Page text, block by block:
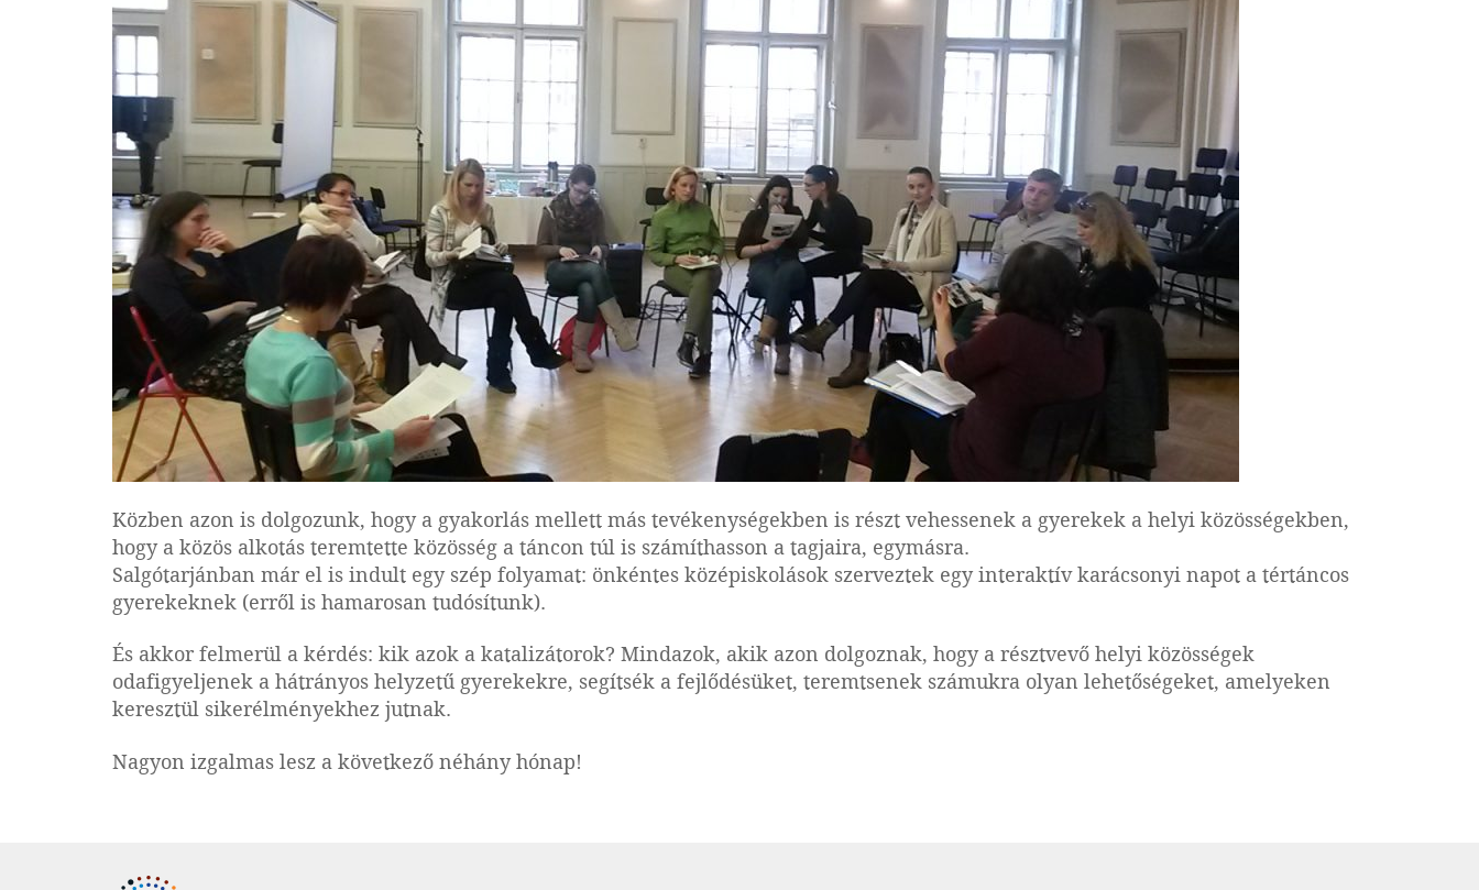
Közben azon is dolgozunk, hogy a gyakorlás mellett más tevékenységekben is részt vehessenek a gyerekek a helyi közösségekben,
hogy a közös alkotás teremtette közösség a táncon túl is számíthasson a tagjaira, egymásra.
Salgótarjánban már el is indult egy szép folyamat: önkéntes középiskolások szerveztek egy interaktív karácsonyi napot a tértáncos
gyerekeknek (erről is hamarosan tudósítunk).
És akkor felmerül a kérdés: kik azok a katalizátorok? Mindazok, akik azon dolgoznak, hogy a résztvevő helyi közösségek
odafigyeljenek a hátrányos helyzetű gyerekekre, segítsék a fejlődésüket, teremtsenek számukra olyan lehetőségeket, amelyeken
keresztül sikerélményekhez jutnak.
Nagyon izgalmas lesz a következő néhány hónap!